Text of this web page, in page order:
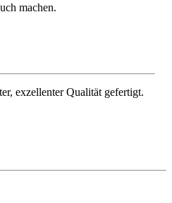
machen.
exzellenter Qualität gefertigt.